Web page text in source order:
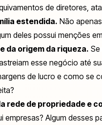
de diretores,
estendida. Não
deles possui menções
da origem da riqueza.
esse negócio até
de lucro e como se
rede de propriedade e
empresas? Algum desses